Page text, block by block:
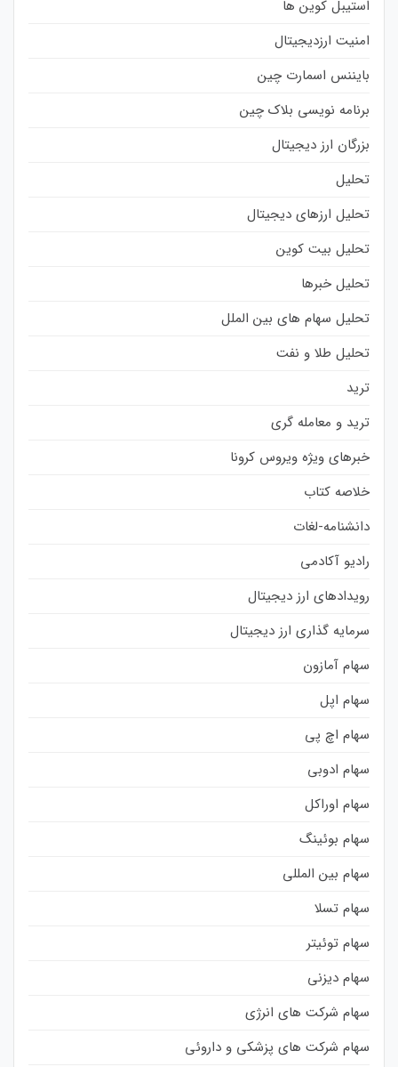
استیبل کوین ها
امنیت ارزدیجیتال
بایننس اسمارت چین
برنامه نویسی بلاک چین
بزرگان ارز دیجیتال
تحلیل
تحلیل ارزهای دیجیتال
تحلیل بیت کوین
تحلیل خبرها
تحلیل سهام های بین الملل
تحلیل طلا و نفت
ترید
ترید و معامله گری
خبرهای ویژه ویروس کرونا
خلاصه کتاب
دانشنامه-لغات
رادیو آکادمی
رویدادهای ارز دیجیتال
سرمایه گذاری ارز دیجیتال
سهام آمازون
سهام اپل
سهام اچ پی
سهام ادوبی
سهام اوراکل
سهام بوئینگ
سهام بین المللی
سهام تسلا
سهام توئیتر
سهام دیزنی
سهام شرکت های انرژی
سهام شرکت های پزشکی و داروئی